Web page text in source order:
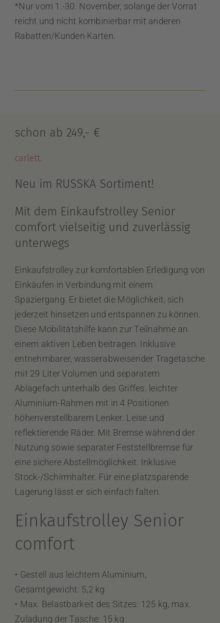
*Nur vom 1.-30. November, solange der Vorrat
reicht und nicht kombinierbar mit anderen
Rabatten/Kunden Karten.
schon ab 249,- €
carlett.
Neu im RUSSKA Sortiment!
Mit dem Einkaufstrolley Senior
comfort vielseitig und zuverlässig
unterwegs
Einkaufstrolley zur komfortablen Erledigung von
Einkäufen in Verbindung mit einem
Spaziergang. Er bietet die Möglichkeit, sich
jederzeit hinsetzen und entspannen zu können.
Diese Mobilitätshilfe kann zur Teilnahme an
einem aktiven Leben beitragen. Inklusive
entnehmbarer, wasserabweisender Tragetasche
mit 29 Liter Volumen und separatem
Ablagefach unterhalb des Griffes. leichter
Aluminium-Rahmen mit in 4 Positionen
höhenverstellbarem Lenker. Leise und
reflektierende Räder. Mit Bremse während der
Nutzung sowie separater Feststellbremse für
eine sichere Abstellmöglichkeit. Inklusive
Stock-/Schirmhalter. Für eine platzsparende
Lagerung lässt er sich einfach falten.
Einkaufstrolley Senior
comfort
• Gestell aus leichtem Aluminium,
Gesamtgewicht: 5,2 kg
• Max. Belastbarkeit des Sitzes: 125 kg, max.
Zuladung der Tasche: 15 kg